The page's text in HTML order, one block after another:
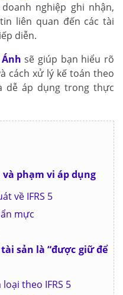
nghiệp ghi nhận,
liên quan đến các tài
diễn.
sẽ giúp bạn hiểu rõ
cách xử lý kế toán theo
dễ áp dụng trong thực
và phạm vi áp dụng
về IFRS 5
mực
sản là “được giữ để
theo IFRS 5